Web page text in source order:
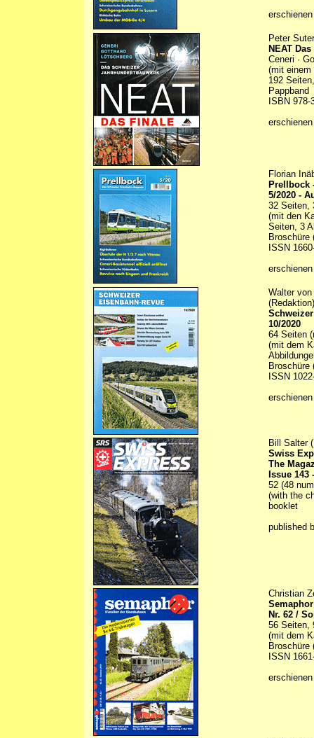
Peter
NEAT
Ceneri ·
(mit einem
192
Pappband
ISBN 978-
Florian
Prellbock
5/2020 -
32 Seiten,
(mit den
Seiten, 3
Broschüre
ISSN
Walter
(Redaktion)
10/2020
64 Seiten
(mit dem
Broschüre
ISSN
Bill Salter
Swiss
The
Issue 143
52 (48
(with the
booklet
published
Christian
Nr. 62 /
56 Seiten,
(mit dem
Broschüre
ISSN